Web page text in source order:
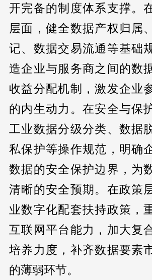
开完备的制度体系支撑。
层面，健全数据产权归属
记、数据交易流通等基础
造企业与服务商之间的数
收益分配机制，激发企业
的内生动力。在安全与保
工业数据分级分类、数据
私保护等操作规范，明确
数据的安全保护边界，为
清晰的安全预期。在政策
业数字化配套扶持政策，
互联网平台能力，加大复
培养力度，补齐数据要素
的薄弱环节。